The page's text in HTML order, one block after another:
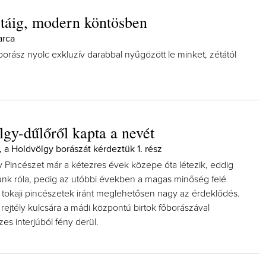
modern köntösben
nyolc exkluzív darabbal nyűgözött le minket, zétától
dűlőről kapta a nevét
a Holdvölgy borászát kérdeztük 1. rész
Pincészet már a kétezres évek közepe óta létezik, eddig
róla, pedig az utóbbi években a magas minőség felé
pincészetek iránt meglehetősen nagy az érdeklődés.
kulcsára a mádi központú birtok főborászával
interjúból fény derül.